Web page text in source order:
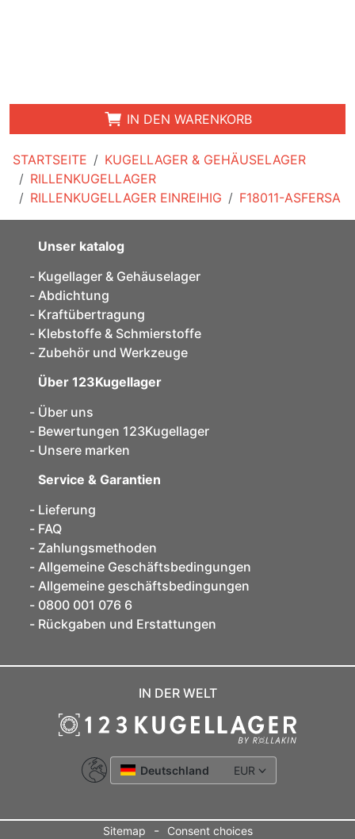
STARTSEITE
KUGELLAGER & GEHÄUSELAGER
RILLENKUGELLAGER
RILLENKUGELLAGER EINREIHIG
F18011-ASFERSA
IN DEN WARENKORB
Unser katalog
Kugellager & Gehäuselager
Abdichtung
Kraftübertragung
Klebstoffe & Schmierstoffe
Zubehör und Werkzeuge
Über 123Kugellager
Über uns
Bewertungen 123Kugellager
Unsere marken
Service & Garantien
Lieferung
FAQ
Zahlungsmethoden
Allgemeine Geschäftsbedingungen
Allgemeine geschäftsbedingungen
0800 001 076 6
Rückgaben und Erstattungen
IN DER WELT
Deutschland EUR
Sitemap - Consent choices